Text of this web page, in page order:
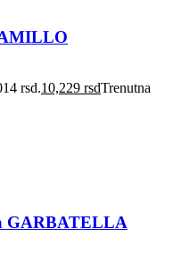
rsd.10,229 rsdTrenutna
GARBATELLA